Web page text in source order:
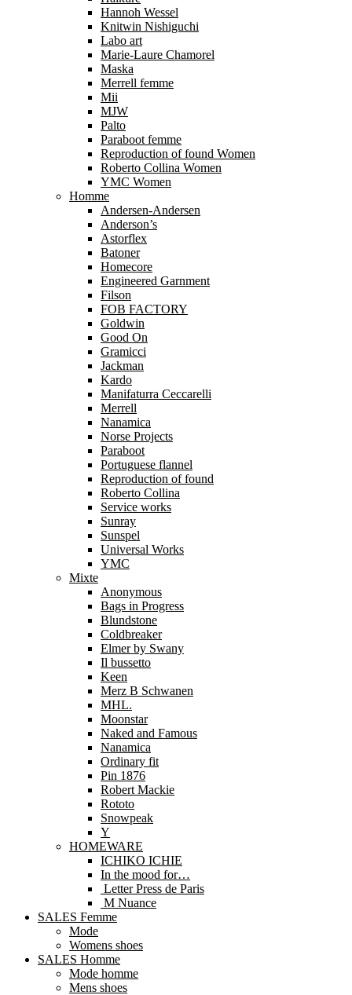
Hannoh Wessel
Knitwin Nishiguchi
Labo art
Marie-Laure Chamorel
Maska
Merrell femme
Mii
MJW
Palto
Paraboot femme
Reproduction of found Women
Roberto Collina Women
YMC Women
Homme
Andersen-Andersen
Anderson’s
Astorflex
Batoner
Homecore
Engineered Garnment
Filson
FOB FACTORY
Goldwin
Good On
Gramicci
Jackman
Kardo
Manifaturra Ceccarelli
Merrell
Nanamica
Norse Projects
Paraboot
Portuguese flannel
Reproduction of found
Roberto Collina
Service works
Sunray
Sunspel
Universal Works
YMC
Mixte
Anonymous
Bags in Progress
Blundstone
Coldbreaker
Elmer by Swany
Il bussetto
Keen
Merz B Schwanen
MHL.
Moonstar
Naked and Famous
Nanamica
Ordinary fit
Pin 1876
Robert Mackie
Rototo
Snowpeak
Y
HOMEWARE
ICHIKO ICHIE
In the mood for…
Letter Press de Paris
M Nuance
SALES Femme
Mode
Womens shoes
SALES Homme
Mode homme
Mens shoes